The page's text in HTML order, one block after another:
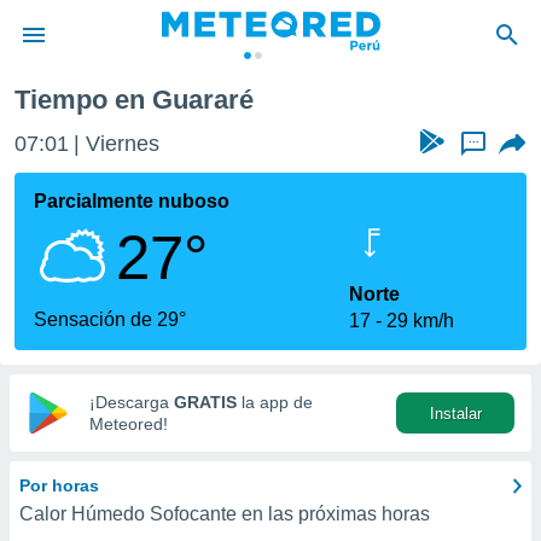
de
ha sido
que se
calidad.
a este
las
y
digital
basada
Tiempo en Guararé
07:01 Viernes ...
Parcialmente nuboso
27°
Sensación de 29°
Norte
17
29 km/h
¡Descarga GRATIS la app de
Meteored!
Instalar
Por horas
Calor Húmedo Sofocante en las próximas horas